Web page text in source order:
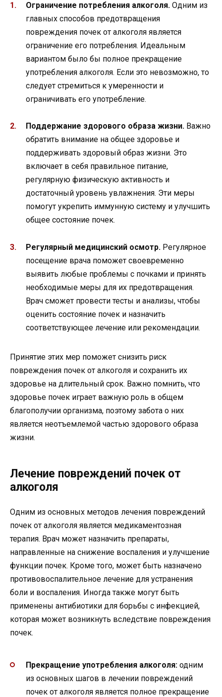
Ограничение потребления алкоголя. Одним из
главных способов предотвращения
повреждения почек от алкоголя является
ограничение его потребления. Идеальным
вариантом было бы полное прекращение
употребления алкоголя. Если это невозможно, то
следует стремиться к умеренности и
ограничивать его употребление.
Поддержание здорового образа жизни. Важно
обратить внимание на общее здоровье и
поддерживать здоровый образ жизни. Это
включает в себя правильное питание,
регулярную физическую активность и
достаточный уровень увлажнения. Эти меры
помогут укрепить иммунную систему и улучшить
общее состояние почек.
Регулярный медицинский осмотр. Регулярное
посещение врача поможет своевременно
выявить любые проблемы с почками и принять
необходимые меры для их предотвращения.
Врач сможет провести тесты и анализы, чтобы
оценить состояние почек и назначить
соответствующее лечение или рекомендации.
Принятие этих мер поможет снизить риск
повреждения почек от алкоголя и сохранить их
здоровье на длительный срок. Важно помнить, что
здоровье почек играет важную роль в общем
благополучии организма, поэтому забота о них
является неотъемлемой частью здорового образа
жизни.
Лечение повреждений почек от
алкоголя
Одним из основных методов лечения повреждений
почек от алкоголя является медикаментозная
терапия. Врач может назначить препараты,
направленные на снижение воспаления и улучшение
функции почек. Кроме того, может быть назначено
противовоспалительное лечение для устранения
боли и воспаления. Иногда также могут быть
применены антибиотики для борьбы с инфекцией,
которая может возникнуть вследствие повреждения
почек.
Прекращение употребления алкоголя: одним
из основных шагов в лечении повреждений
почек от алкоголя является полное прекращение